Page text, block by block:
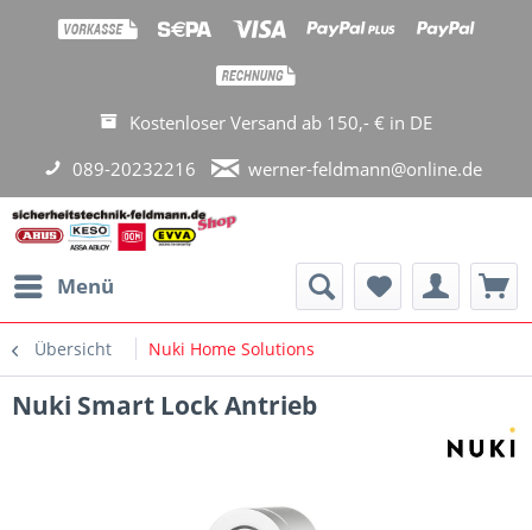
Kostenloser Versand ab 150,- € in DE
089-20232216
werner-feldmann@online.de
Menü
Übersicht Nuki Home Solutions
Nuki Smart Lock Antrieb